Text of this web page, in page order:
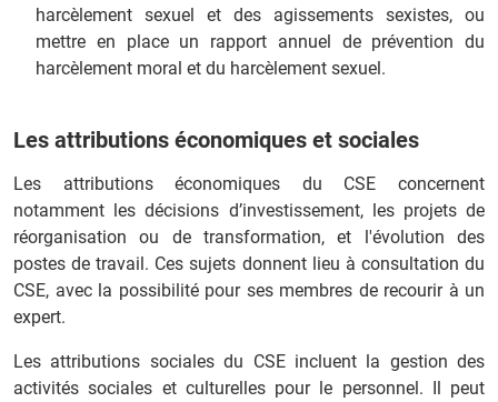
harcèlement sexuel et des agissements sexistes, ou
mettre en place un rapport annuel de prévention du
harcèlement moral et du harcèlement sexuel.
Les attributions économiques et sociales
Les attributions économiques du CSE concernent
notamment les décisions d’investissement, les projets de
réorganisation ou de transformation, et l'évolution des
postes de travail. Ces sujets donnent lieu à consultation du
CSE, avec la possibilité pour ses membres de recourir à un
expert.
Les attributions sociales du CSE incluent la gestion des
activités sociales et culturelles pour le personnel. Il peut